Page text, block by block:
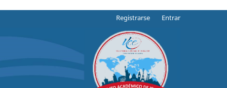
Registrarse Entrar